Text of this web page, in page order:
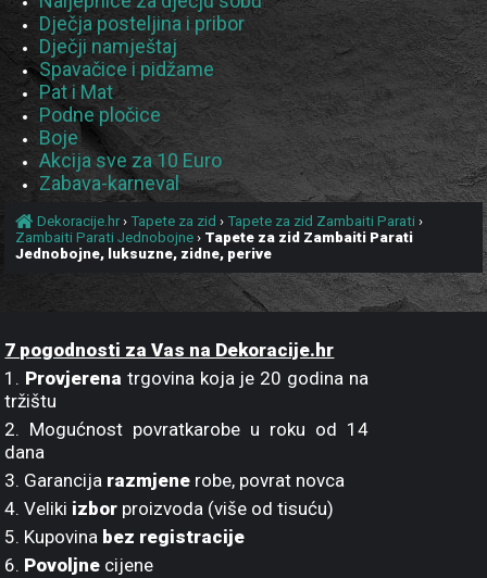
Dječja posteljina i pribor
Dječji namještaj
Spavačice i pidžame
Pat i Mat
Podne pločice
Boje
Akcija sve za 10 Euro
Zabava-karneval
Dekoracije.hr›Tapete za zid ›Tapete za zid Zambaiti Parati ›
Zambaiti Parati Jednobojne › Tapete za zid Zambaiti Parati
Jednobojne, luksuzne, zidne, perive
7 pogodnosti za Vas na Dekoracije.hr
1. Provjerena trgovina koja je 20 godina na
tržištu
2. Mogućnost povratkarobe u roku od 14
dana
3. Garancija razmjene robe, povrat novca
4. Veliki izbor proizvoda (više od tisuću)
5. Kupovina bez registracije
6. Povoljne cijene